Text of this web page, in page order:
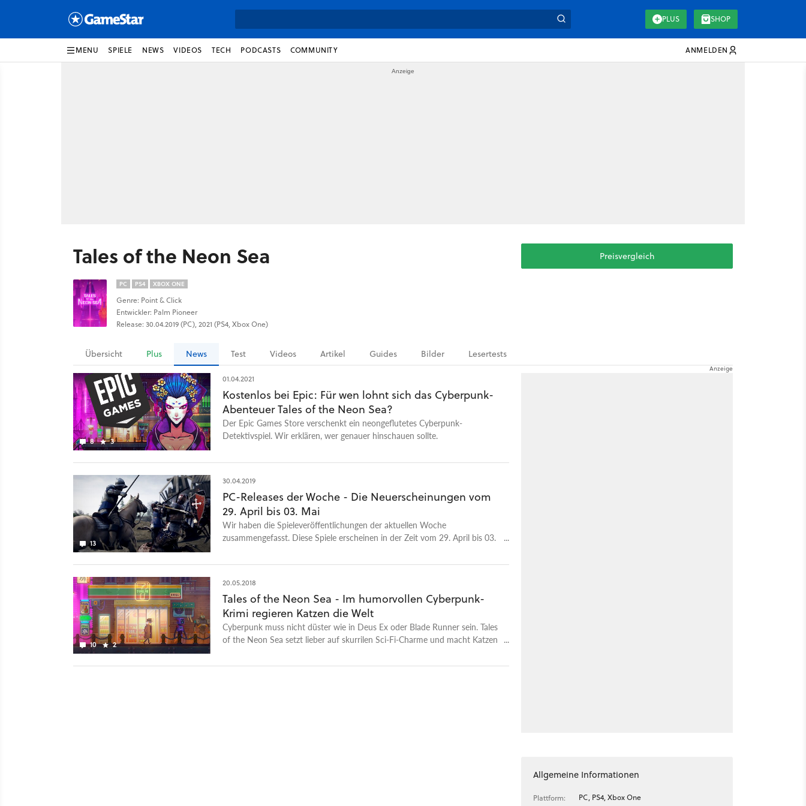
PLUS SHOP
MENU SPIELE NEWS VIDEOS TECH PODCASTS COMMUNITY ANMELDEN
Tales of the Neon Sea
PC PS4 XBOX ONE
Genre: Point & Click
Entwickler: Palm Pioneer
Release: 30.04.2019 (PC), 2021 (PS4, Xbox One)
Preisvergleich
Übersicht Plus News Test Videos Artikel Guides Bilder Lesertests
8 3
01.04.2021
Kostenlos bei Epic: Für wen lohnt sich das Cyberpunk-
Abenteuer Tales of the Neon Sea?
Der Epic Games Store verschenkt ein neongeflutetes Cyberpunk-
Detektivspiel. Wir erklären, wer genauer hinschauen sollte.
13
30.04.2019
PC-Releases der Woche - Die Neuerscheinungen vom
29. April bis 03. Mai
Wir haben die Spieleveröffentlichungen der aktuellen Woche
zusammengefasst. Diese Spiele erscheinen in der Zeit vom 29. April bis 03.
10 2
20.05.2018
Tales of the Neon Sea - Im humorvollen Cyberpunk-
Krimi regieren Katzen die Welt
Cyberpunk muss nicht düster wie in Deus Ex oder Blade Runner sein. Tales
of the Neon Sea setzt lieber auf skurrilen Sci-Fi-Charme und macht Katzen
Allgemeine Informationen
Plattform:
PC, PS4, Xbox One